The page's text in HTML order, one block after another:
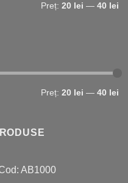
Preț: 20 lei — 40 lei
Preț: 20 lei — 40 lei
AB1000